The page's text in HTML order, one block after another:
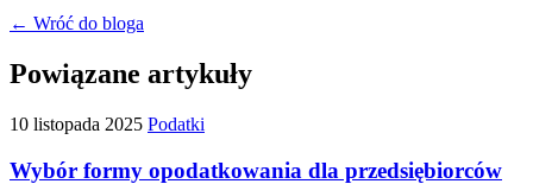
← Wróć do bloga
Powiązane artykuły
10 listopada 2025 Podatki
Wybór formy opodatkowania dla przedsiębiorców